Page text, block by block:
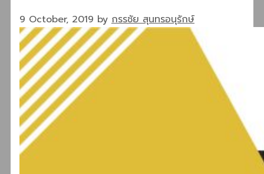
9 October, 2019 by กรรชัย สุนทรอนุรักษ์